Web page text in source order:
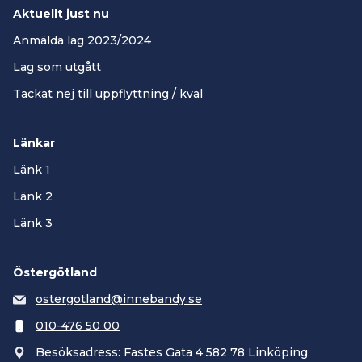
Aktuellt just nu
Anmälda lag 2023/2024
Lag som utgått
Tackat nej till uppflyttning / kval
Länkar
Länk 1
Länk 2
Länk 3
Östergötland
ostergotland@innebandy.se
010-476 50 00
Besöksadress: Fastes Gata 4 582 78 Linköping